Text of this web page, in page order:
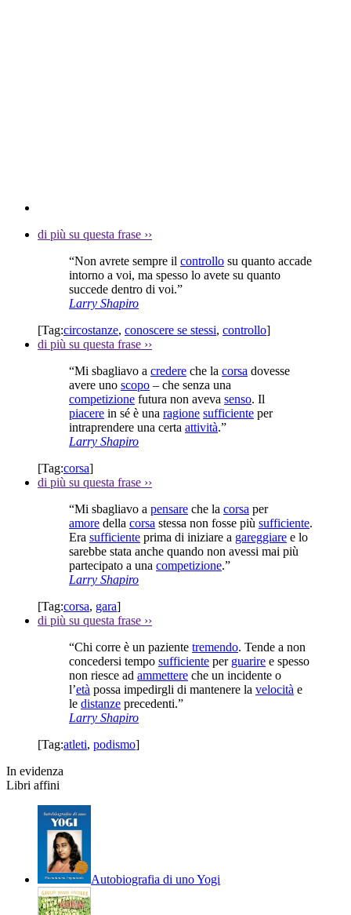
di più su questa frase ››
“Non avrete sempre il controllo su quanto accade
intorno a voi, ma spesso lo avete su quanto
succede dentro di voi.”
Larry Shapiro
[Tag:circostanze, conoscere se stessi, controllo]
di più su questa frase ››
“Mi sbagliavo a credere che la corsa dovesse
avere uno scopo – che senza una
competizione futura non aveva senso. Il
piacere in sé è una ragione sufficiente per
intraprendere una certa attività.”
Larry Shapiro
[Tag:corsa]
di più su questa frase ››
“Mi sbagliavo a pensare che la corsa per
amore della corsa stessa non fosse più sufficiente.
Era sufficiente prima di iniziare a gareggiare e lo
sarebbe stata anche quando non avessi mai più
partecipato a una competizione.”
Larry Shapiro
[Tag:corsa, gara]
di più su questa frase ››
“Chi corre è un paziente tremendo. Tende a non
concedersi tempo sufficiente per guarire e spesso
non riesce ad ammettere che un incidente o
l’età possa impedirgli di mantenere la velocità e
le distanze precedenti.”
Larry Shapiro
[Tag:atleti, podismo]
In evidenza
Libri affini
Autobiografia di uno Yogi